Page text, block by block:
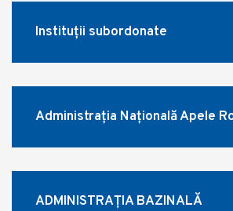
Instituții subordonate
Administrația Națională Apele
ADMINISTRAȚIA BAZINALĂ